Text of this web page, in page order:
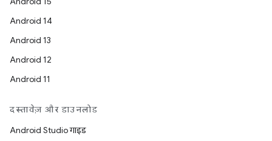
Android 14
Android 13
Android 12
Android 11
दस्तावेज़ और डाउनलोड
Android Studio गाइड